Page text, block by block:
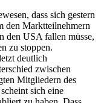
dass sich gestern
den Marktteilnehmern
den USA fallen müsse,
zu stoppen.
deutlich
zwischen
Mitgliedern des
sich eine